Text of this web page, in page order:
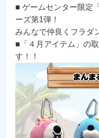
■ ゲームセンター限定
ーズ第1弾！
みんなで仲良くフラダ
■「４月アイテム」の
す！！